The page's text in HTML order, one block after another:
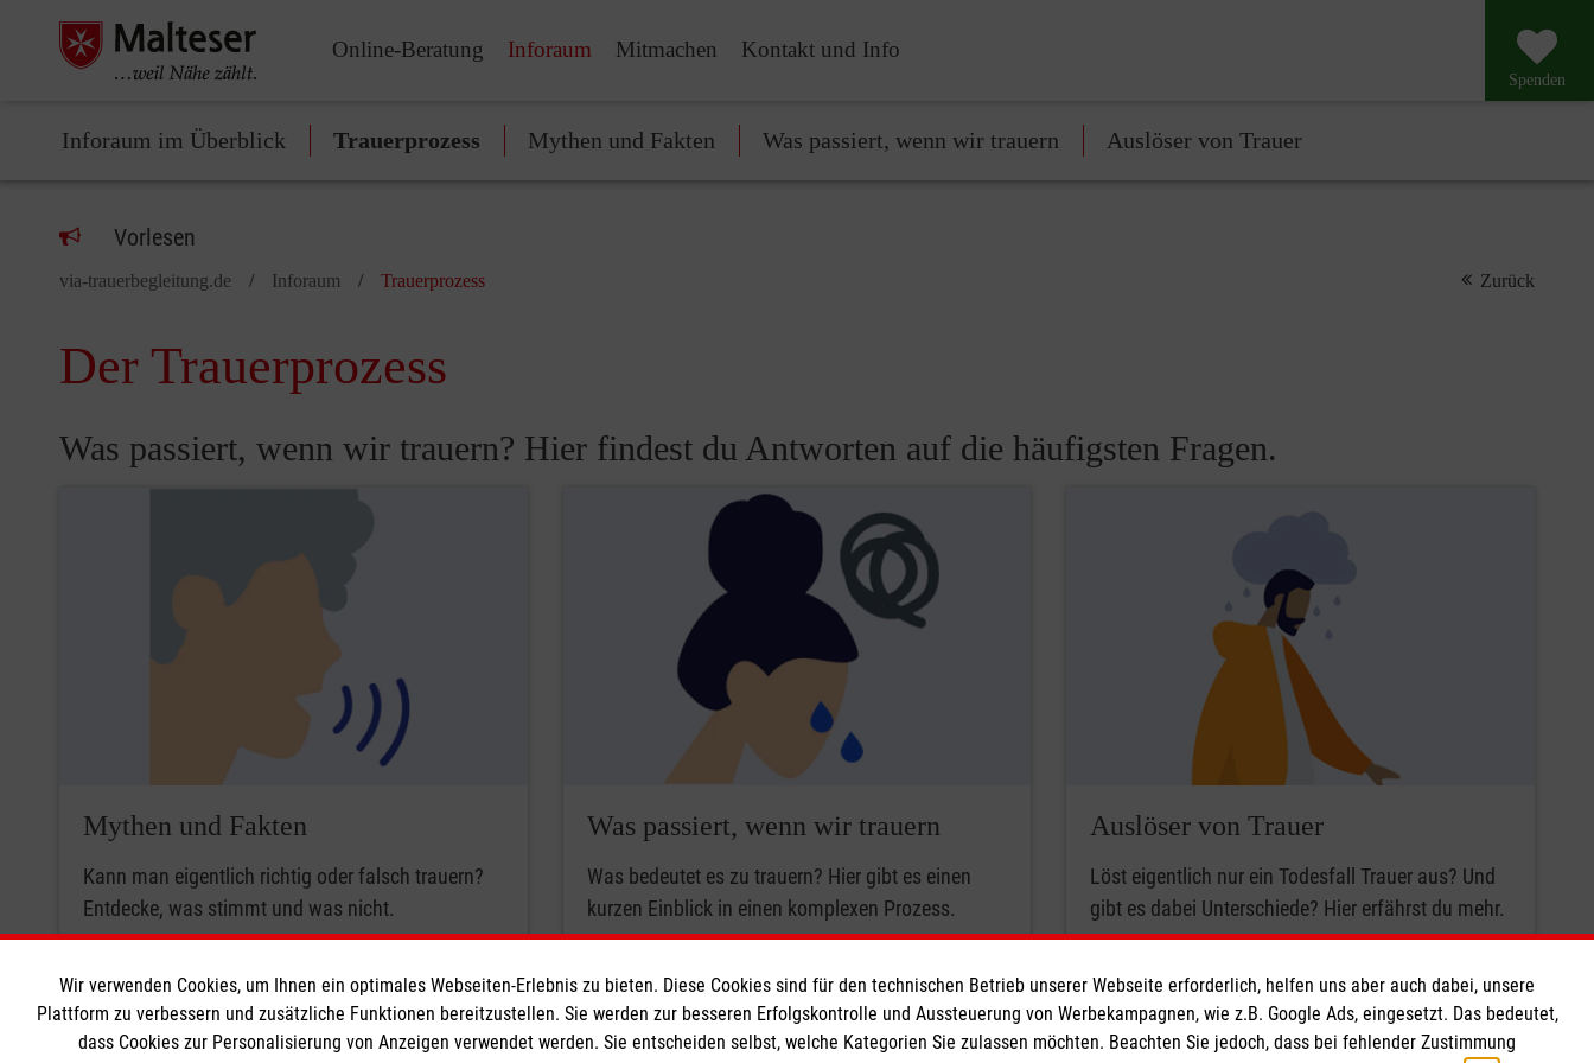
Online-Beratung Inforaum Mitmachen Kontakt und Info
Spenden
Inforaum im Überblick Trauerprozess Mythen und Fakten Was passiert, wenn wir trauern Auslöser von Trauer
Vorlesen
via-trauerbegleitung.de Inforaum Trauerprozess Zurück
Der Trauerprozess
Was passiert, wenn wir trauern? Hier findest du Antworten auf die häufigsten Fragen.
Mythen und Fakten
Kann man eigentlich richtig oder falsch trauern?
Entdecke, was stimmt und was nicht.
Was passiert, wenn wir trauern
Was bedeutet es zu trauern? Hier gibt es einen
kurzen Einblick in einen komplexen Prozess.
Auslöser von Trauer
Löst eigentlich nur ein Todesfall Trauer aus? Und
gibt es dabei Unterschiede? Hier erfährst du mehr.
Wir verwenden Cookies, um Ihnen ein optimales Webseiten-Erlebnis zu bieten. Diese Cookies sind für den technischen Betrieb unserer Webseite erforderlich, helfen uns aber auch dabei, unsere
Plattform zu verbessern und zusätzliche Funktionen bereitzustellen. Sie werden zur besseren Erfolgskontrolle und Aussteuerung von Werbekampagnen, wie z.B. Google Ads, eingesetzt. Das bedeutet,
dass Cookies zur Personalisierung von Anzeigen verwendet werden. Sie entscheiden selbst, welche Kategorien Sie zulassen möchten. Beachten Sie jedoch, dass bei fehlender Zustimmung